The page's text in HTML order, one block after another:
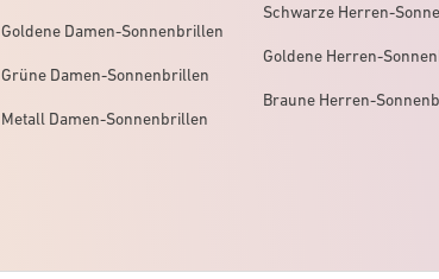
Goldene Damen-Sonnenbrillen
Grüne Damen-Sonnenbrillen
Metall Damen-Sonnenbrillen
Schwarze Herren-
Goldene Herren-
Braune Herren-